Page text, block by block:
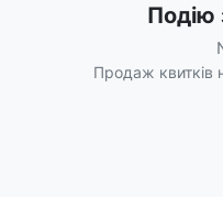
Подію
Продаж квитків